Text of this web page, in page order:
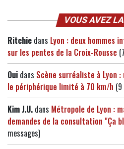
VOUS AVEZ
Ritchie dans Lyon : deux hommes
sur les pentes de la Croix-Rousse
Oui dans Scène surréaliste à
le périphérique limité à 70 km/h
Kim J.U. dans Métropole de Lyon :
demandes de la consultation "Ça
messages)